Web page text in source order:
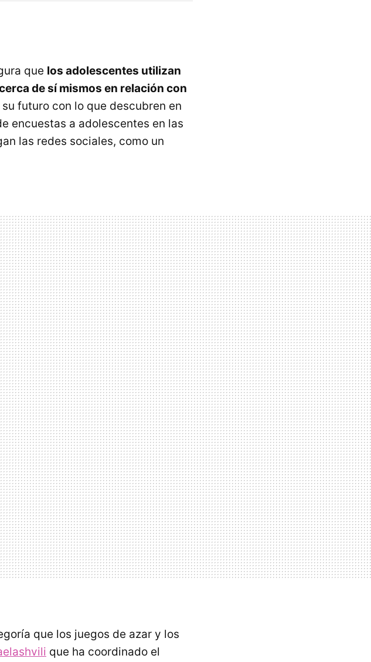
que los adolescentes utilizan
de sí mismos en relación con
futuro con lo que descubren en
encuestas a adolescentes en las
las redes sociales, como un
que los juegos de azar y los
que ha coordinado el